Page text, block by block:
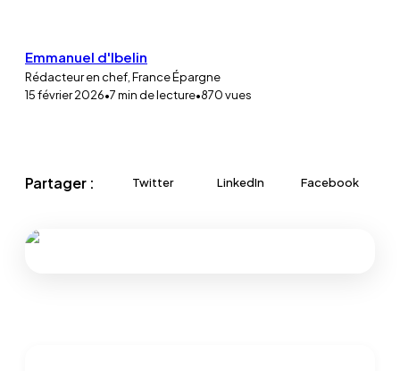
Emmanuel d'Ibelin
Rédacteur en chef, France Épargne
15 février 2026•7min de lecture•870vues
Partager : Twitter LinkedIn Facebook